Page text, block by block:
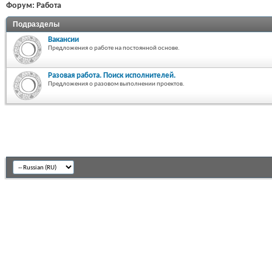
Форум: Работа
Подразделы
Вакансии
Предложения о работе на постоянной основе.
Разовая работа. Поиск исполнителей.
Предложения о разовом выполнении проектов.